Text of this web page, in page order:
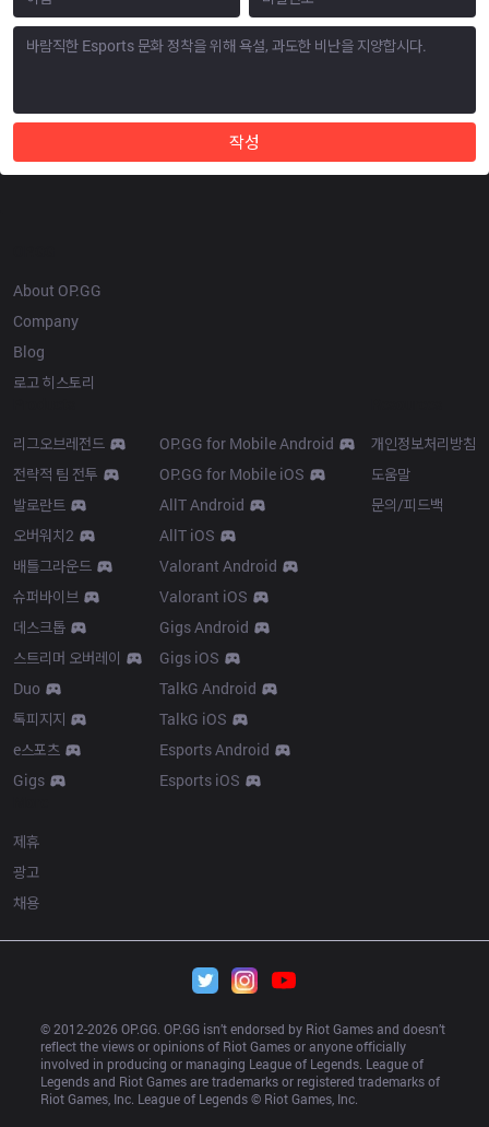
작성
About OP.GG
Company
Blog
로고 히스토리
리그오브레전드
전략적 팀 전투
발로란트
오버워치2
배틀그라운드
슈퍼바이브
데스크톱
스트리머 오버레이
Duo
톡피지지
e스포츠
Gigs
OP.GG for Mobile Android
OP.GG for Mobile iOS
AllT Android
AllT iOS
Valorant Android
Valorant iOS
Gigs Android
Gigs iOS
TalkG Android
TalkG iOS
Esports Android
Esports iOS
개인정보처리방침
도움말
문의/피드백
제휴
광고
채용
© 2012-2026 OP.GG. OP.GG isn’t endorsed by Riot Games and doesn’t
reflect the views or opinions of Riot Games or anyone officially
involved in producing or managing League of Legends. League of
Legends and Riot Games are trademarks or registered trademarks of
Riot Games, Inc. League of Legends © Riot Games, Inc.